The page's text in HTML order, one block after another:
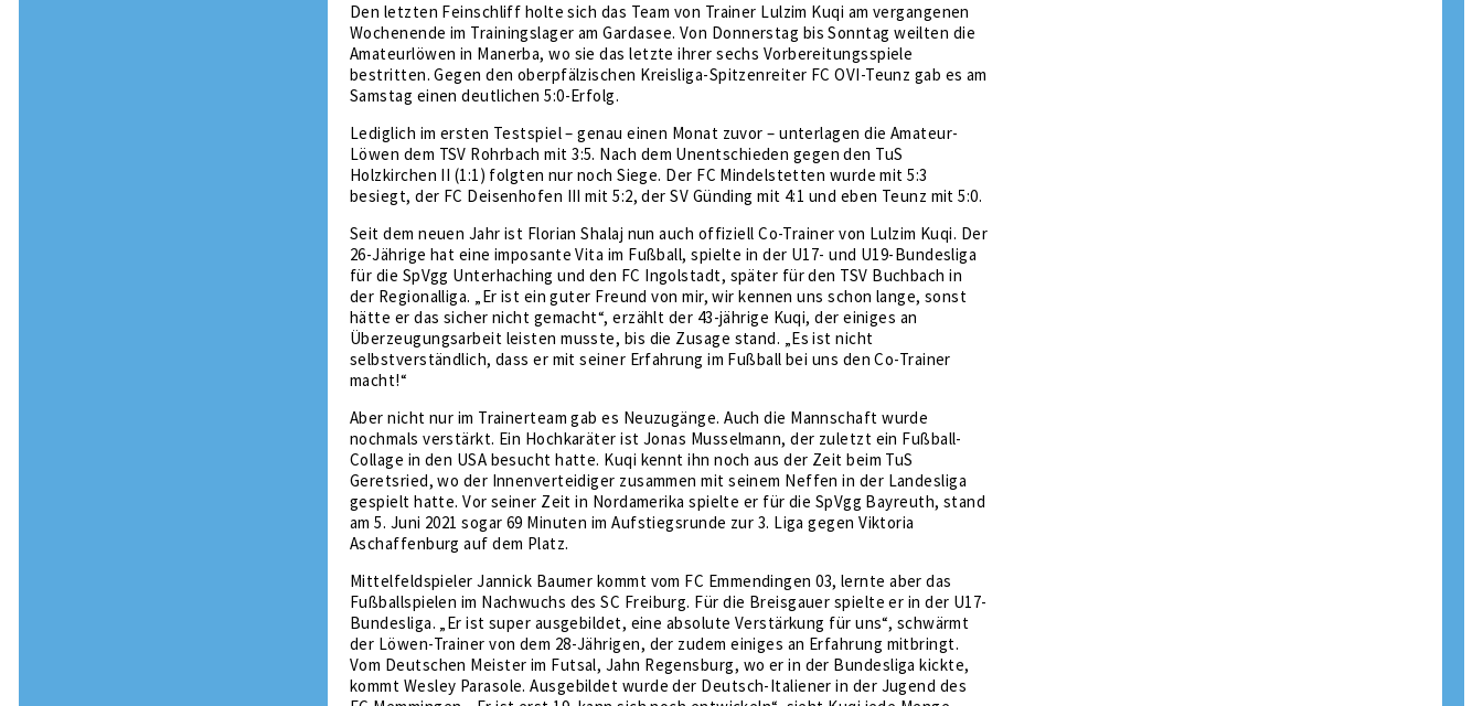
Den letzten Feinschliff holte sich das Team von Trainer Lulzim Kuqi am vergangenen
Wochenende im Trainingslager am Gardasee. Von Donnerstag bis Sonntag weilten die
Amateurlöwen in Manerba, wo sie das letzte ihrer sechs Vorbereitungsspiele
bestritten. Gegen den oberpfälzischen Kreisliga-Spitzenreiter FC OVI-Teunz gab es am
Samstag einen deutlichen 5:0-Erfolg.
Lediglich im ersten Testspiel – genau einen Monat zuvor – unterlagen die Amateur-
Löwen dem TSV Rohrbach mit 3:5. Nach dem Unentschieden gegen den TuS
Holzkirchen II (1:1) folgten nur noch Siege. Der FC Mindelstetten wurde mit 5:3
besiegt, der FC Deisenhofen III mit 5:2, der SV Günding mit 4:1 und eben Teunz mit 5:0.
Seit dem neuen Jahr ist Florian Shalaj nun auch offiziell Co-Trainer von Lulzim Kuqi. Der
26-Jährige hat eine imposante Vita im Fußball, spielte in der U17- und U19-Bundesliga
für die SpVgg Unterhaching und den FC Ingolstadt, später für den TSV Buchbach in
der Regionalliga. „Er ist ein guter Freund von mir, wir kennen uns schon lange, sonst
hätte er das sicher nicht gemacht“, erzählt der 43-jährige Kuqi, der einiges an
Überzeugungsarbeit leisten musste, bis die Zusage stand. „Es ist nicht
selbstverständlich, dass er mit seiner Erfahrung im Fußball bei uns den Co-Trainer
macht!“
Aber nicht nur im Trainerteam gab es Neuzugänge. Auch die Mannschaft wurde
nochmals verstärkt. Ein Hochkaräter ist Jonas Musselmann, der zuletzt ein Fußball-
Collage in den USA besucht hatte. Kuqi kennt ihn noch aus der Zeit beim TuS
Geretsried, wo der Innenverteidiger zusammen mit seinem Neffen in der Landesliga
gespielt hatte. Vor seiner Zeit in Nordamerika spielte er für die SpVgg Bayreuth, stand
am 5. Juni 2021 sogar 69 Minuten im Aufstiegsrunde zur 3. Liga gegen Viktoria
Aschaffenburg auf dem Platz.
Mittelfeldspieler Jannick Baumer kommt vom FC Emmendingen 03, lernte aber das
Fußballspielen im Nachwuchs des SC Freiburg. Für die Breisgauer spielte er in der U17-
Bundesliga. „Er ist super ausgebildet, eine absolute Verstärkung für uns“, schwärmt
der Löwen-Trainer von dem 28-Jährigen, der zudem einiges an Erfahrung mitbringt.
Vom Deutschen Meister im Futsal, Jahn Regensburg, wo er in der Bundesliga kickte,
kommt Wesley Parasole. Ausgebildet wurde der Deutsch-Italiener in der Jugend des